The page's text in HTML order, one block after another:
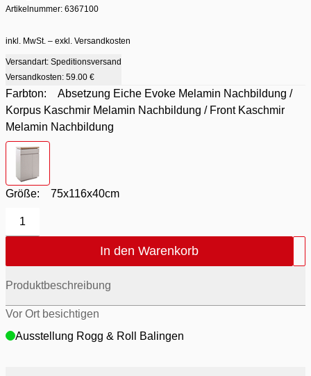
Artikelnummer: 6367100
inkl. MwSt. – exkl. Versandkosten
Versandart: Speditionsversand
Versandkosten: 59.00 €
Farbton:
Absetzung Eiche Evoke Melamin Nachbildung /
Korpus Kaschmir Melamin Nachbildung / Front Kaschmir
Melamin Nachbildung
Farbton
Größe: 75x116x40cm
1
In den Warenkorb
Produktbeschreibung
Vor Ort besichtigen
Ausstellung Rogg & Roll Balingen